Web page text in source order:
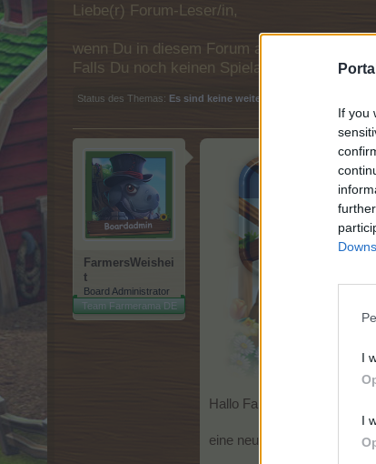
If you
I
I
Liebe(r) Forum-Leser/in,
wenn Du in diesem Forum aktiv an den
Falls Du noch keinen Spielaccount besitzt,
Status des Themas: Es sind keine weiteren Antworten möglich.
FarmersWeishei
t
Board Administrator
Team Farmerama DE
Hallo Farmer,
eine neue Saison steht an.